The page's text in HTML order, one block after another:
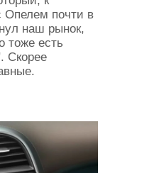
Опелем почти в
наш рынок,
тоже есть
Скорее